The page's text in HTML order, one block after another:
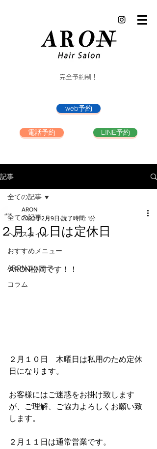
完全予約制！
web予約
電話予約 LINE予約
記事
全ての記事
ヘアスタイル
おすすめメニュー
ARONニュース
コラム
全ての記事
２月１０日は定休日
ARON
2022年2月9日 読了時間: 1分
ARON松岡です！！
２月１０日　木曜日は私用のため定休
日になります。
お客様にはご迷惑をお掛け致します
が、ご理解、ご協力よろしくお願い致
します。
２月１１日は通常営業です。